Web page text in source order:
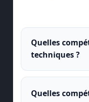
Quelles
techniques ?
Quelles